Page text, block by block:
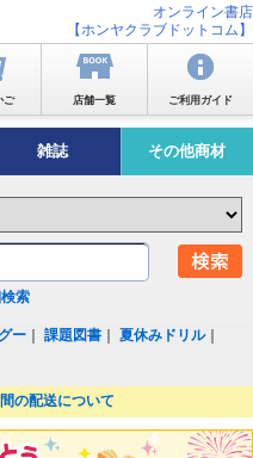
オンライン書店
【ホンヤクラブドットコム】
ご 店舗一覧 ご利用ガイド
雑誌 その他商材
索
ー ｜課題図書 ｜夏休みドリル｜
の配送について